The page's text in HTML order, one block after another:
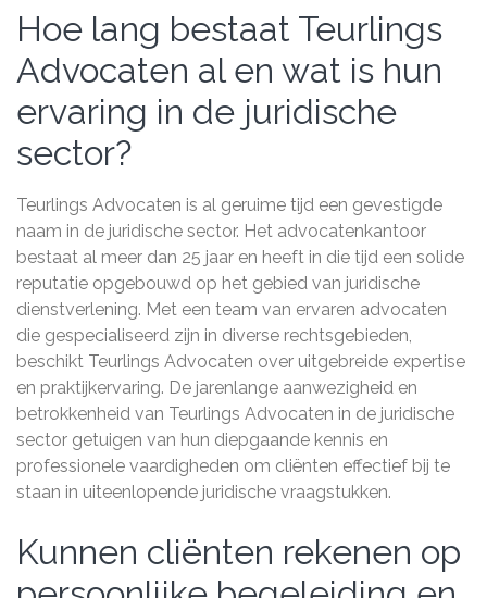
Hoe lang bestaat Teurlings
Advocaten al en wat is hun
ervaring in de juridische
sector?
Teurlings Advocaten is al geruime tijd een gevestigde
naam in de juridische sector. Het advocatenkantoor
bestaat al meer dan 25 jaar en heeft in die tijd een solide
reputatie opgebouwd op het gebied van juridische
dienstverlening. Met een team van ervaren advocaten
die gespecialiseerd zijn in diverse rechtsgebieden,
beschikt Teurlings Advocaten over uitgebreide expertise
en praktijkervaring. De jarenlange aanwezigheid en
betrokkenheid van Teurlings Advocaten in de juridische
sector getuigen van hun diepgaande kennis en
professionele vaardigheden om cliënten effectief bij te
staan in uiteenlopende juridische vraagstukken.
Kunnen cliënten rekenen op